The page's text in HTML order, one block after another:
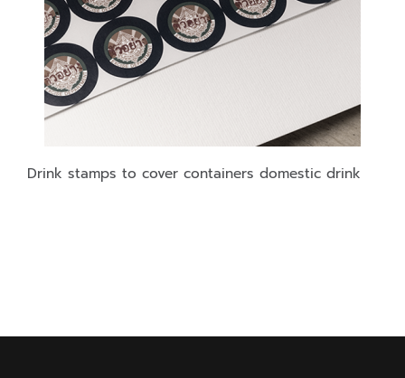
Drink stamps to cover containers domestic drink